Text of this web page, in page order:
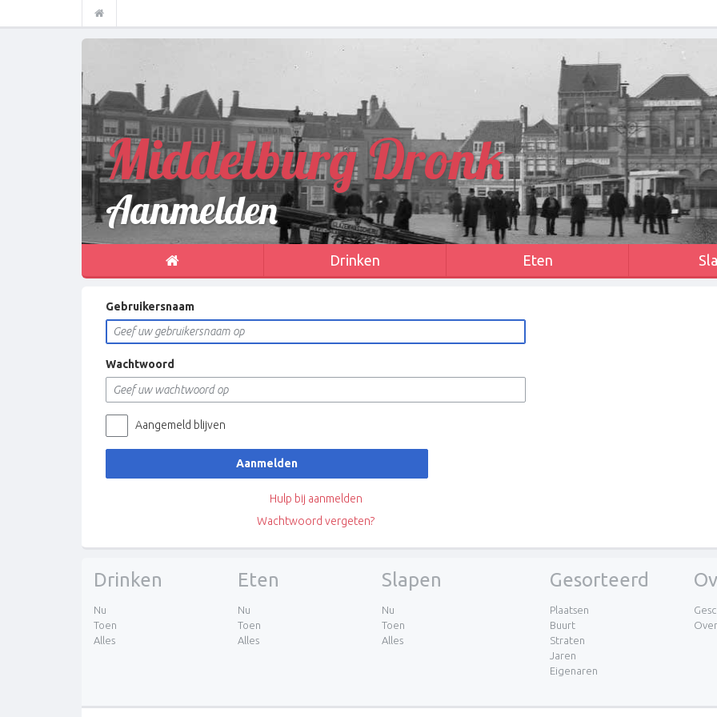
Middelburg Dronk
Aanmelden
Drinken Eten
Gebruikersnaam
Wachtwoord
Aangemeld blijven
Aanmelden
Hulp bij aanmelden
Wachtwoord vergeten?
Drinken
Nu
Toen
Alles
Eten
Nu
Toen
Alles
Slapen
Nu
Toen
Alles
Gesorteerd
Plaatsen
Buurt
Straten
Jaren
Eigenaren
Over